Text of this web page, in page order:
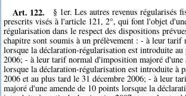
Art. 122.
§ 1er. Les autres revenus régularisés
prescrits visés à l'article 121, 2°, qui font l'objet
régularisation dans le respect des dispositions
chapitre sont soumis à un prélèvement : - à leur
lorsque la déclaration-régularisation est introduite
2006; - à leur tarif normal d'imposition majoré d'une
lorsque la déclaration-régularisation est introduite à
2006 et au plus tard le 31 décembre 2006; - à leur
majoré d'une amende de 10 points lorsque la